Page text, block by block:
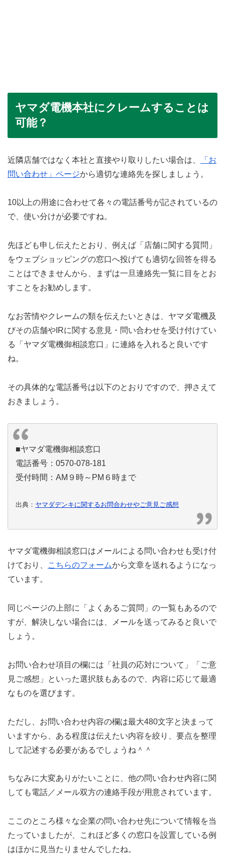
ヤマダ電機本社にクレームすることは
可能？
近隣店舗ではなく本社と直接やり取りしたい場合は、
「お
問い合わせ」ページから適切な連絡先を探しましょう。
10以上の用途に合わせて各々の電話番号が記されているの
で、使い分けが必要ですね。
先ほども申し伝えたとおり、例えば「店舗に関する質問」
をウェブショッピングの窓口へ投げても適切な回答を得る
ことはできませんから、まずは一旦連絡先一覧に目をとお
すことをお勧めします。
なお苦情やクレームの類を伝えたいときは、ヤマダ電機及
びその店舗やIRに関する意見・問い合わせを受け付けてい
る「ヤマダ電機御相談窓口」に連絡を入れると良いです
ね。
その具体的な電話番号は以下のとおりですので、押さえて
おきましょう。
■ヤマダ電機御相談窓口
電話番号：0570-078-181
受付時間：AM９時～PM６時まで
出典： ヤマダデンキに関するお問合わせやご意見ご感想
ヤマダ電機御相談窓口はメールによる問い合わせも受け付
けており、
こちらのフォームから文章を送れるようになっ
ています。
同じページの上部に「よくあるご質問」の一覧もあるので
すが、解決しない場合には、メールを送ってみると良いで
しょう。
お問い合わせ項目の欄には「社員の応対について」「ご意
見ご感想」といった選択肢もあるので、内容に応じて最適
なものを選びます。
ただし、お問い合わせ内容の欄は最大480文字と決まって
いますから、ある程度は伝えたい内容を絞り、要点を整理
して記述する必要があるでしょうね＾＾
ちなみに大変ありがたいことに、他の問い合わせ内容に関
しても電話／メール双方の連絡手段が用意されています。
ここのところ様々な企業の問い合わせ先について情報を当
たっていましたが、これほど多くの窓口を設置している例
はほかに見当たりませんでしたね。